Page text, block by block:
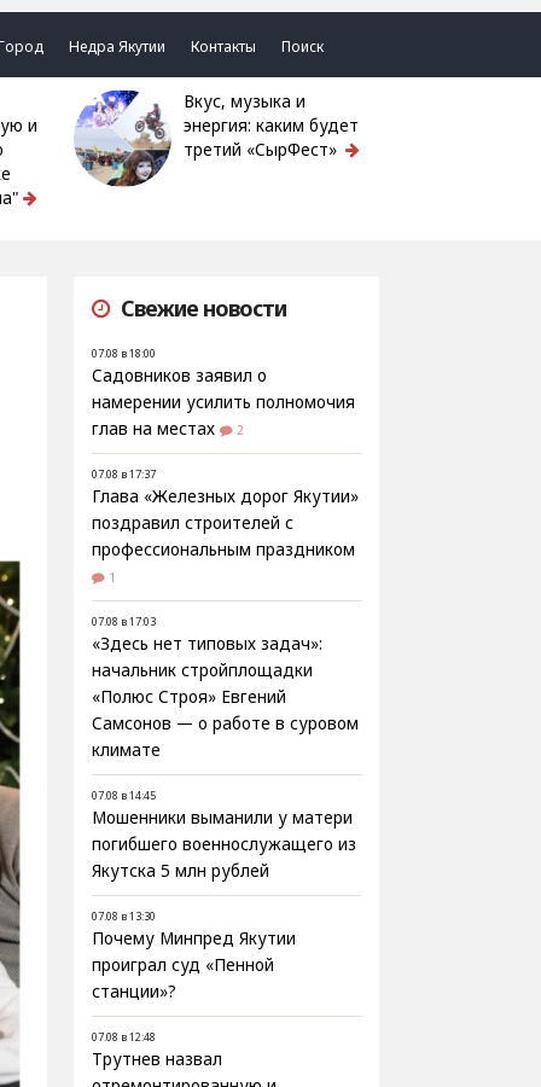
Недра Якутии Контакты Поиск
и
Вкус, музыка и
энергия: каким будет
третий «СырФест»
Свежие новости
07.08 в 18:00
Садовников заявил о
намерении усилить полномочия
глав на местах
2
07.08 в 17:37
Глава «Железных дорог Якутии»
поздравил строителей с
профессиональным праздником
1
07.08 в 17:03
«Здесь нет типовых задач»:
начальник стройплощадки
«Полюс Строя» Евгений
Самсонов — о работе в суровом
климате
07.08 в 14:45
Мошенники выманили у матери
погибшего военнослужащего из
Якутска 5 млн рублей
07.08 в 13:30
Почему Минпред Якутии
проиграл суд «Пенной
станции»?
07.08 в 12:48
Трутнев назвал